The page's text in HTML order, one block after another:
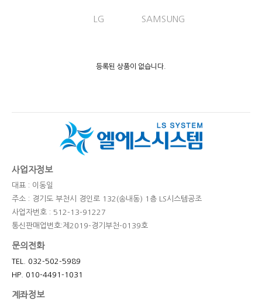
LG SAMSUNG
등록된 상품이 없습니다.
사업자정보
대표 : 이동일
주소 : 경기도 부천시 경인로 132(송내동) 1층 LS시스템공조
사업자번호 : 512-13-91227
통신판매업번호:제2019-경기부천-0139호
문의전화
TEL. 032-502-5989
HP. 010-4491-1031
계좌정보